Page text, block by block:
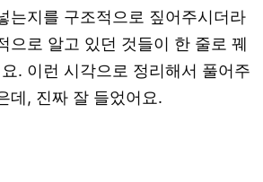
는지를 구조적으로 짚어주시더라
으로 알고 있던 것들이 한 줄로 꿰
. 이런 시각으로 정리해서 풀어주
데, 진짜 잘 들었어요.